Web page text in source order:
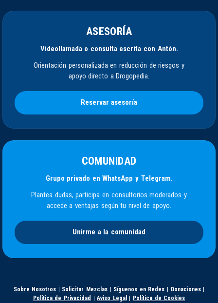
ASESORÍA
Videollamada o consulta escrita con Antón.
Orientación personalizada en reducción de riesgos y
apoyo directo a Drogopedia.
Reservar asesoría
COMUNIDAD
Grupo privado en WhatsApp y Telegram.
Plantea dudas, participa en consultorios moderados y
accede a ventajas según tu nivel de apoyo.
Unirme a la comunidad
Sobre Nosotros Solicitar Mezclas Síguenos en Redes Donaciones|
Política de Privacidad
|Aviso Legal Política de Cookies